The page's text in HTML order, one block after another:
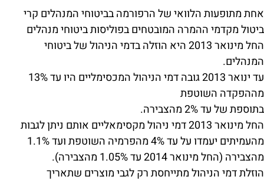
אחת מתופעות הלוואי של הרפורמה בביטוחי המנהלים קרי
ביטול מקדמי ההמרה המובטחים בפוליסות ביטוחי מנהלים
החל מינואר 2013 היא הוזלה בדמי הניהול של ביטוחי
המנהלים.
עד ינואר 2013 גובה דמי הניהול המכסימליים היו עד 13%
מההפקדה השוטפת
בתוספת של עד 2% מהצבירה.
החל מינואר 2013 דמי ניהול מקסימאליים אותם ניתן לגבות
מהעמיתים יעמדו על עד 4% מהפרמיה השוטפת ועד 1.1%
מהצבירה (החל מינואר 2014 עד 1.05% מהצבירה).
הוזלת דמי הניהול מתייחסת רק לגבי מוצרים שתאריך